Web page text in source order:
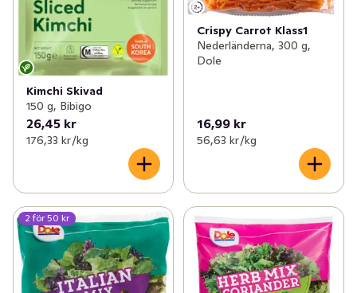
Kimchi Skivad
150 g, Bibigo
26,45 kr
176,33 kr /kg
Crispy Carrot Klass1
Nederländerna, 300 g,
Dole
16,99 kr
56,63 kr /kg
2 för 50 kr